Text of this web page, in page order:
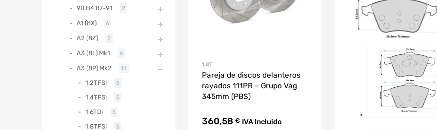
1.8T
Pareja de discos delanteros
rayados 111PR – Grupo Vag
345mm (PBS)
360,58 € IVA Incluido
90 B4 87-91 2
A1 (8X) 6
A2 (8Z) 2
A3 (8L) Mk1 6
A3 (8P) Mk2 14
1.2TFSi 5
1.4TFSi 5
1.6TDi 5
1.8TFSi 5